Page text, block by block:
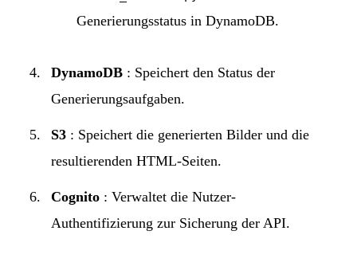
Generierungsstatus in DynamoDB.
DynamoDB : Speichert den Status der
Generierungsaufgaben.
S3 : Speichert die generierten Bilder und die
resultierenden HTML-Seiten.
Cognito : Verwaltet die Nutzer-
Authentifizierung zur Sicherung der API.